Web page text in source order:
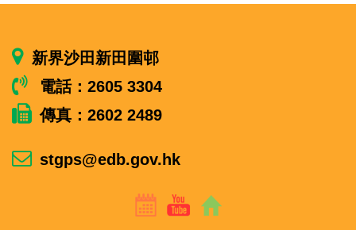
新界沙田新田圍邨
電話：2605 3304
傳真：2602 2489
stgps@edb.gov.hk